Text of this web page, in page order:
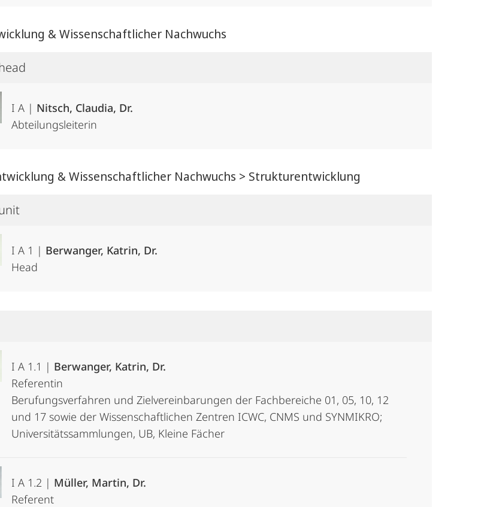
& Wissenschaftlicher Nachwuchs
I A | Nitsch, Claudia, Dr.
Abteilungsleiterin
& Wissenschaftlicher Nachwuchs > Strukturentwicklung
I A 1 | Berwanger, Katrin, Dr.
Head
I A 1.1 | Berwanger, Katrin, Dr.
Referentin
Berufungsverfahren und Zielvereinbarungen der Fachbereiche 01, 05, 10, 12
und 17 sowie der Wissenschaftlichen Zentren ICWC, CNMS und SYNMIKRO;
Universitätssammlungen, UB, Kleine Fächer
I A 1.2 | Müller, Martin, Dr.
Referent